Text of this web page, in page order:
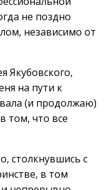
не поздно
независимо от
Якубовского,
на пути к
(и продолжаю)
том, что все
столкнувшись с
в том